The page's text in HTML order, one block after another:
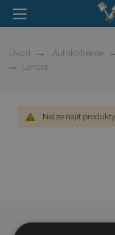
Úvod Autokoberce
Lancer
Nelze najít